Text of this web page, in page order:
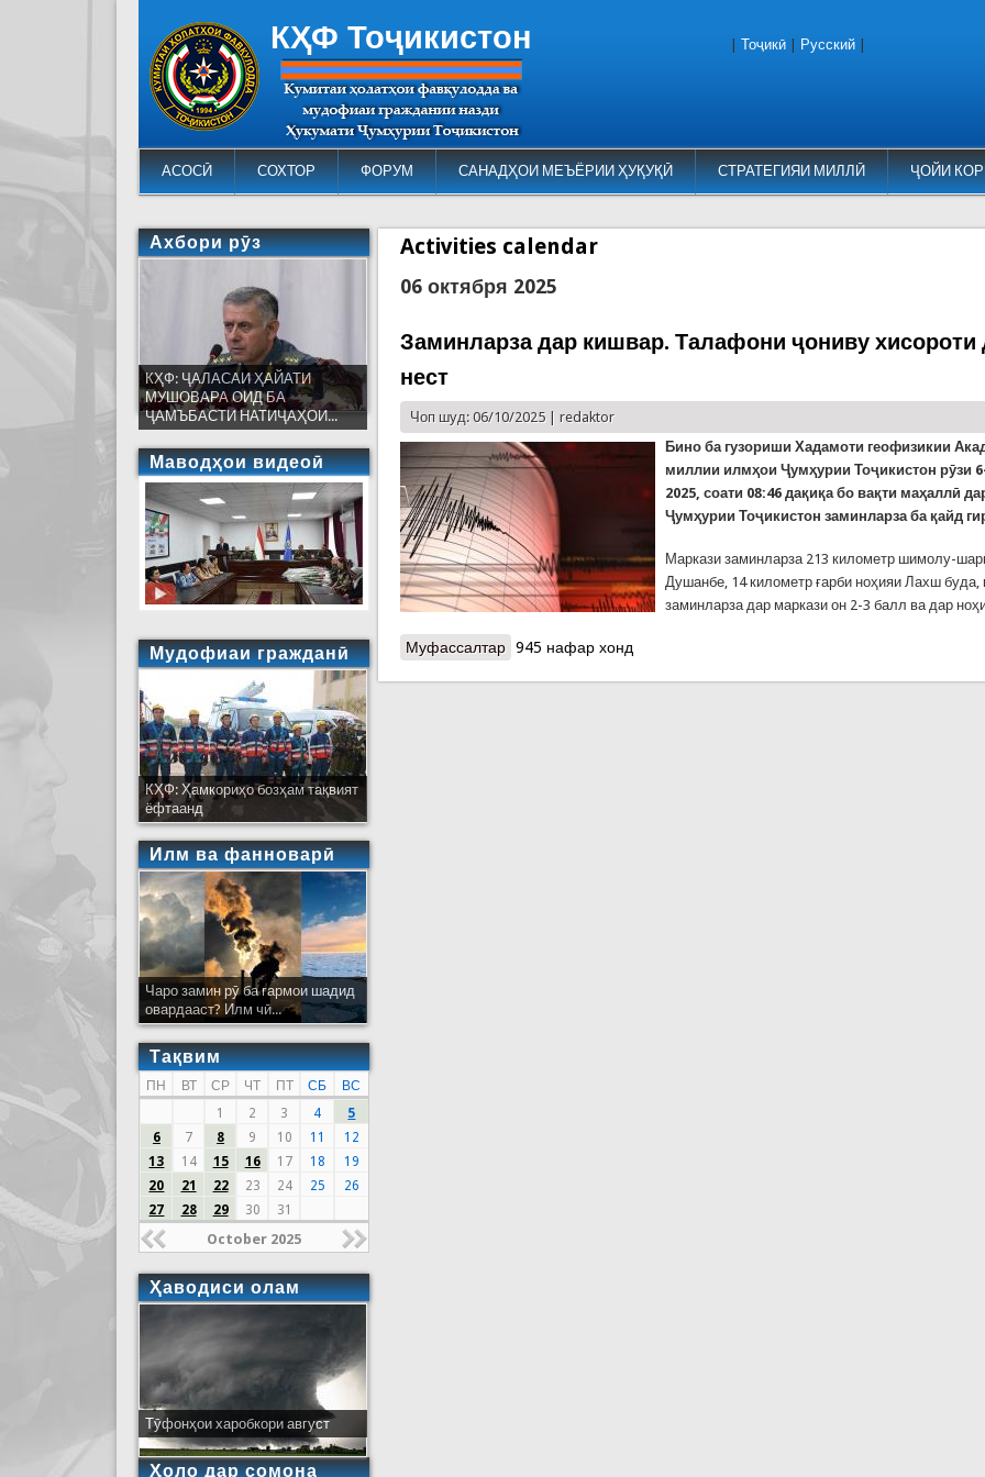
КҲФ Тоҷикистон
АСОСӢ СОХТОР ФОРУМ САНАДҲОИ МЕЪЁРИИ ҲУҚУҚӢ СТРАТЕГИЯИ МИЛЛӢ ҶОЙИ
Тоҷикӣ Русский
Activities calendar
06 октября 2025
Заминларза дар кишвар. Талафони ҷониву хисороти
нест
Чоп шуд: 06/10/2025 |redaktor
Бино ба гузориши Хадамоти геофизикии
миллии илмҳои Ҷумҳурии Тоҷикистон рӯзи
2025, соати 08:46 дақиқа бо вақти маҳаллӣ
Ҷумҳурии Тоҷикистон заминларза ба қайд
Маркази заминларза 213 километр шимолу-
Душанбе, 14 километр ғарби ноҳияи Лахш буда,
заминларза дар маркази он 2-3 балл ва дар
Муфассалтар о Заминларза дар кишвар. Талафони ҷониву хисороти дигар нест
945 нафар хонд
Ахбори рӯз
КҲФ: ҶАЛАСАИ ҲАЙАТИ
МУШОВАРА ОИД БА
ҶАМЪБАСТИ НАТИҶАҲОИ...
Маводҳои видеоӣ
Мудофиаи гражданӣ
КҲФ: Ҳамкориҳо бозҳам тақвият
ёфтаанд
Илм ва фанноварӣ
Чаро замин рӯ ба гармои шадид
овардааст? Илм чӣ...
Тақвим
ПН ВТ СР ЧТ ПТ СБ
ВС
1
2 3 4
5
6
7 8 9 10 11
12
13
14 15 16 17 18
19
20
21 22 23 24 25
26
27
28 29 30 31
October 2025
Ҳаводиси олам
Тӯфонҳои харобкори август
Ҳоло дар сомона